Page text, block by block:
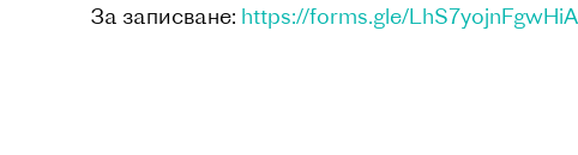
За записване: https://forms.gle/